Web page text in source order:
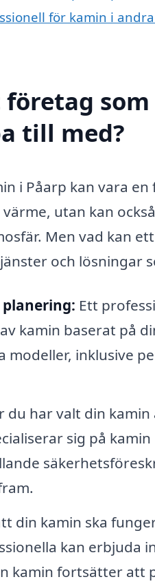
för kamin i
till med?
i Påarp kan vara
utan kan
Men vad kan
och lösningar
Ett
kamin baserat på
modeller, inklusive
du har valt din
sig på
din kamin ska
kan erbjuda
kamin fortsätter att